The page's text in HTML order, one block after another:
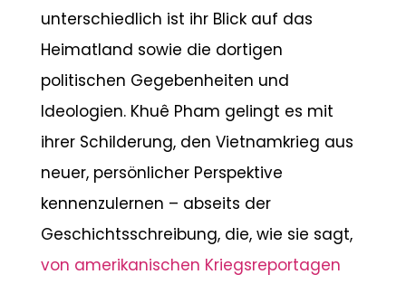
unterschiedlich ist ihr Blick auf das
Heimatland sowie die dortigen
politischen Gegebenheiten und
Ideologien. Khuê Pham gelingt es mit
ihrer Schilderung, den Vietnamkrieg aus
neuer, persönlicher Perspektive
kennenzulernen – abseits der
Geschichtsschreibung, die, wie sie sagt,
von amerikanischen Kriegsreportagen